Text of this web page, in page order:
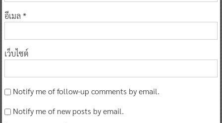
อีเมล *
เว็บไซต์
Notify me of follow-up comments by email.
Notify me of new posts by email.